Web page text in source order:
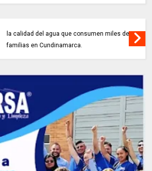
la calidad del agua que consumen miles de
familias en Cundinamarca.